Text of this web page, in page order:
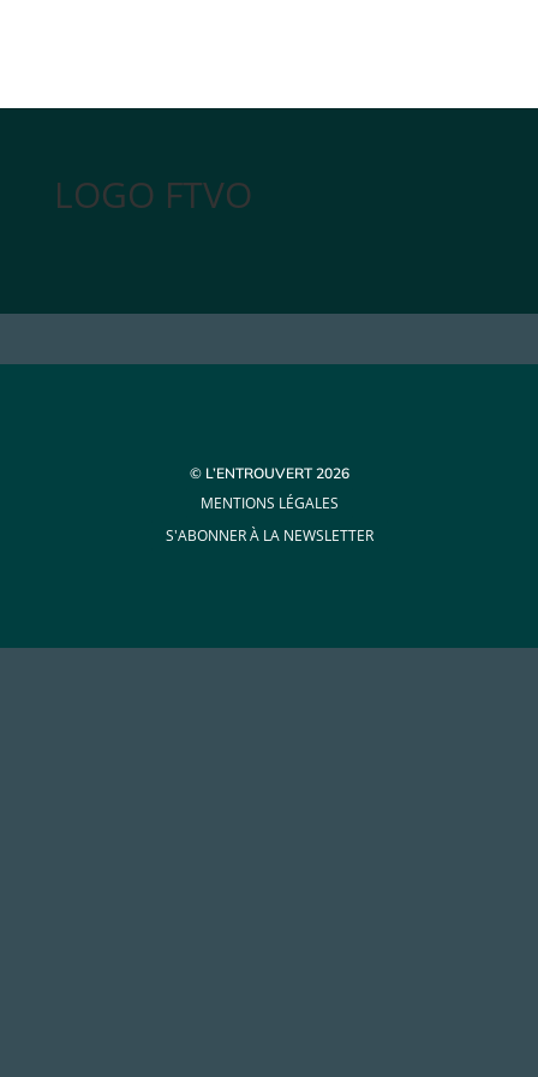
LOGO FTVO
© L’ENTROUVERT 2026
MENTIONS LÉGALES
S'ABONNER À LA NEWSLETTER